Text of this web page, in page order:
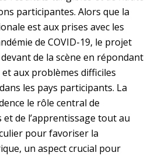
participantes. Alors que la
est aux prises avec les
de COVID-19, le projet
de la scène en répondant
aux problèmes difficiles
les pays participants. La
le rôle central de
et de l’apprentissage tout au
pour favoriser la
un aspect crucial pour